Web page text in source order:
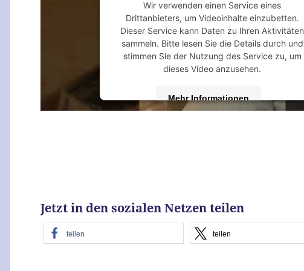
Wir verwenden einen Service eines
Drittanbieters, um Videoinhalte einzubetten.
Dieser Service kann Daten zu Ihren Aktivitäten
sammeln. Bitte lesen Sie die Details durch und
stimmen Sie der Nutzung des Service zu, um
dieses Video anzusehen.
Mehr Informationen
Jetzt in den sozialen Netzen teilen
teilen teilen